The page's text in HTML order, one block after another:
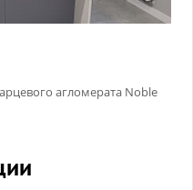
агломерата Noble